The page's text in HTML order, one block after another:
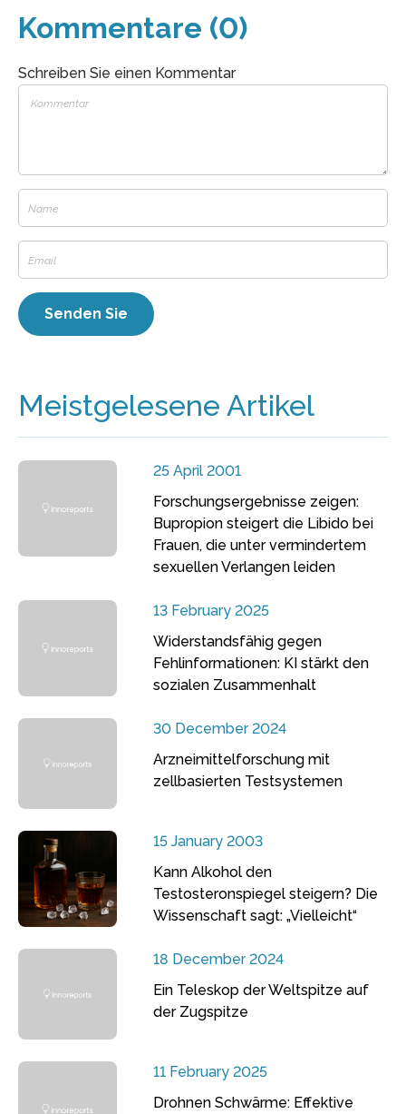
Kommentare (0)
Schreiben Sie einen Kommentar
Meistgelesene Artikel
25 April 2001
Forschungsergebnisse zeigen:
Bupropion steigert die Libido bei
Frauen, die unter vermindertem
sexuellen Verlangen leiden
13 February 2025
Widerstandsfähig gegen
Fehlinformationen: KI stärkt den
sozialen Zusammenhalt
30 December 2024
Arzneimittelforschung mit
zellbasierten Testsystemen
15 January 2003
Kann Alkohol den
Testosteronspiegel steigern? Die
Wissenschaft sagt: „Vielleicht“
18 December 2024
Ein Teleskop der Weltspitze auf
der Zugspitze
11 February 2025
Drohnen Schwärme: Effektive